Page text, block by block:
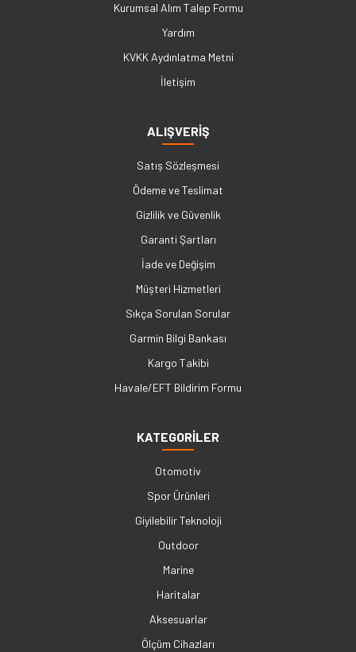
Kurumsal Alım Talep Formu
Yardım
KVKK Aydınlatma Metni
İletişim
ALIŞVERİŞ
Satış Sözleşmesi
Ödeme ve Teslimat
Gizlilik ve Güvenlik
Garanti Şartları
İade ve Değişim
Müşteri Hizmetleri
Sıkça Sorulan Sorular
Garmin Bilgi Bankası
Kargo Takibi
Havale/EFT Bildirim Formu
KATEGORİLER
Otomotiv
Spor Ürünleri
Giyilebilir Teknoloji
Outdoor
Marine
Haritalar
Aksesuarlar
Ölçüm Cihazları